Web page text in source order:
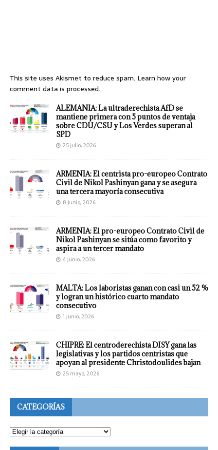
This site uses Akismet to reduce spam. Learn how your
comment data is processed.
ALEMANIA: La ultraderechista AfD se
mantiene primera con 5 puntos de ventaja
sobre CDU/CSU y Los Verdes superan al
SPD
25 julio, 2026
ARMENIA: El centrista pro-europeo Contrato
Civil de Nikol Pashinyan gana y se asegura
una tercera mayoría consecutiva
8 junio, 2026
ARMENIA: El pro-europeo Contrato Civil de
Nikol Pashinyan se sitúa como favorito y
aspira a un tercer mandato
4 junio, 2026
MALTA: Los laboristas ganan con casi un 52 %
y logran un histórico cuarto mandato
consecutivo
1 junio, 2026
CHIPRE: El centroderechista DISY gana las
legislativas y los partidos centristas que
apoyan al presidente Christodoulides bajan
25 mayo, 2026
CATEGORÍAS